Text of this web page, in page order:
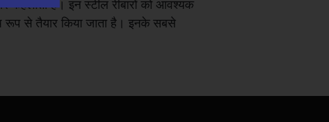
कहलाता है। इन स्टील रीबारों को आवश्यक
रूप से तैयार किया जाता है। इनके सबसे